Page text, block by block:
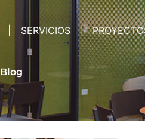
SERVICIOS
Blog